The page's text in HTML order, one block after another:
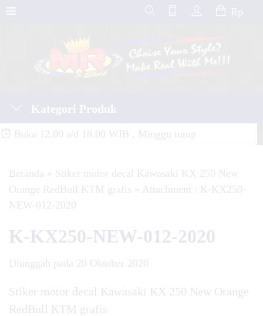
Rp
Kategori Produk
Buka 12.00 s/d 18.00 WIB , Minggu tutup
Beranda » Stiker motor decal Kawasaki KX 250 New
Orange RedBull KTM grafis » Attachment : K-KX250-
NEW-012-2020
K-KX250-NEW-012-2020
Diunggah pada 20 Oktober 2020
Stiker motor decal Kawasaki KX 250 New Orange
RedBull KTM grafis